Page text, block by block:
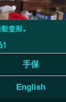
手保
English